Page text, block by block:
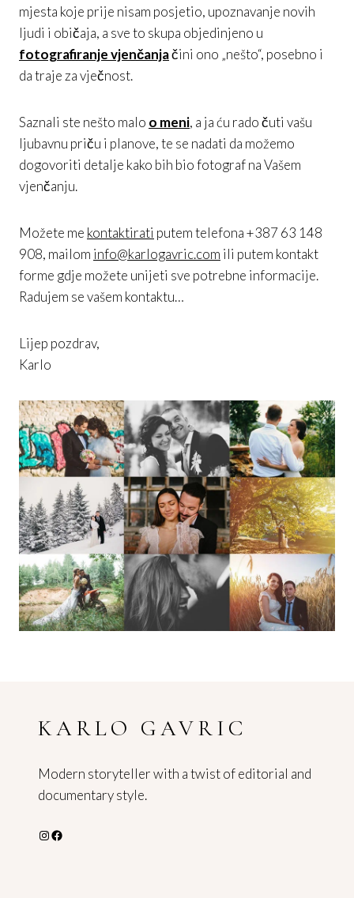
mjesta koje prije nisam posjetio, upoznavanje novih
ljudi i običaja, a sve to skupa objedinjeno u
fotografiranje vjenčanjačini ono „nešto“, posebno i
da traje za vječnost.
Saznali ste nešto malo o meni, a ja ću rado čuti vašu
ljubavnu priču i planove, te se nadati da možemo
dogovoriti detalje kako bih bio fotograf na Vašem
vjenčanju.
Možete me kontaktirati putem telefona +387 63 148
908, mailom info@karlogavric.com ili putem kontakt
forme gdje možete unijeti sve potrebne informacije.
Radujem se vašem kontaktu…
Lijep pozdrav,
Karlo
KARLO GAVRIC
Modern storyteller with a twist of editorial and
documentary style.
Instagram
Facebook